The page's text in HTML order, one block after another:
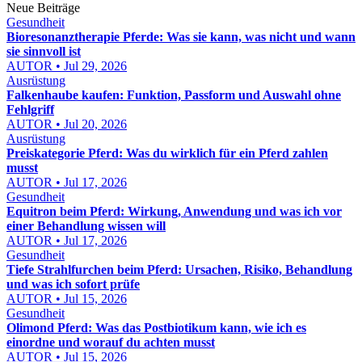
Neue Beiträge
Gesundheit
Bioresonanztherapie Pferde: Was sie kann, was nicht und wann
sie sinnvoll ist
AUTOR • Jul 29, 2026
Ausrüstung
Falkenhaube kaufen: Funktion, Passform und Auswahl ohne
Fehlgriff
AUTOR • Jul 20, 2026
Ausrüstung
Preiskategorie Pferd: Was du wirklich für ein Pferd zahlen
musst
AUTOR • Jul 17, 2026
Gesundheit
Equitron beim Pferd: Wirkung, Anwendung und was ich vor
einer Behandlung wissen will
AUTOR • Jul 17, 2026
Gesundheit
Tiefe Strahlfurchen beim Pferd: Ursachen, Risiko, Behandlung
und was ich sofort prüfe
AUTOR • Jul 15, 2026
Gesundheit
Olimond Pferd: Was das Postbiotikum kann, wie ich es
einordne und worauf du achten musst
AUTOR • Jul 15, 2026